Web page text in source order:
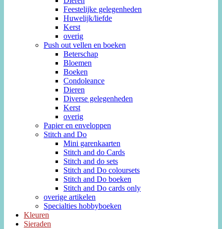
Feestelijke gelegenheden
Huwelijk/liefde
Kerst
overig
Push out vellen en boeken
Beterschap
Bloemen
Boeken
Condoleance
Dieren
Diverse gelegenheden
Kerst
overig
Papier en enveloppen
Stitch and Do
Mini garenkaarten
Stitch and do Cards
Stitch and do sets
Stitch and Do coloursets
Stitch and Do boeken
Stitch and Do cards only
overige artikelen
Specialties hobbyboeken
Kleuren
Sieraden